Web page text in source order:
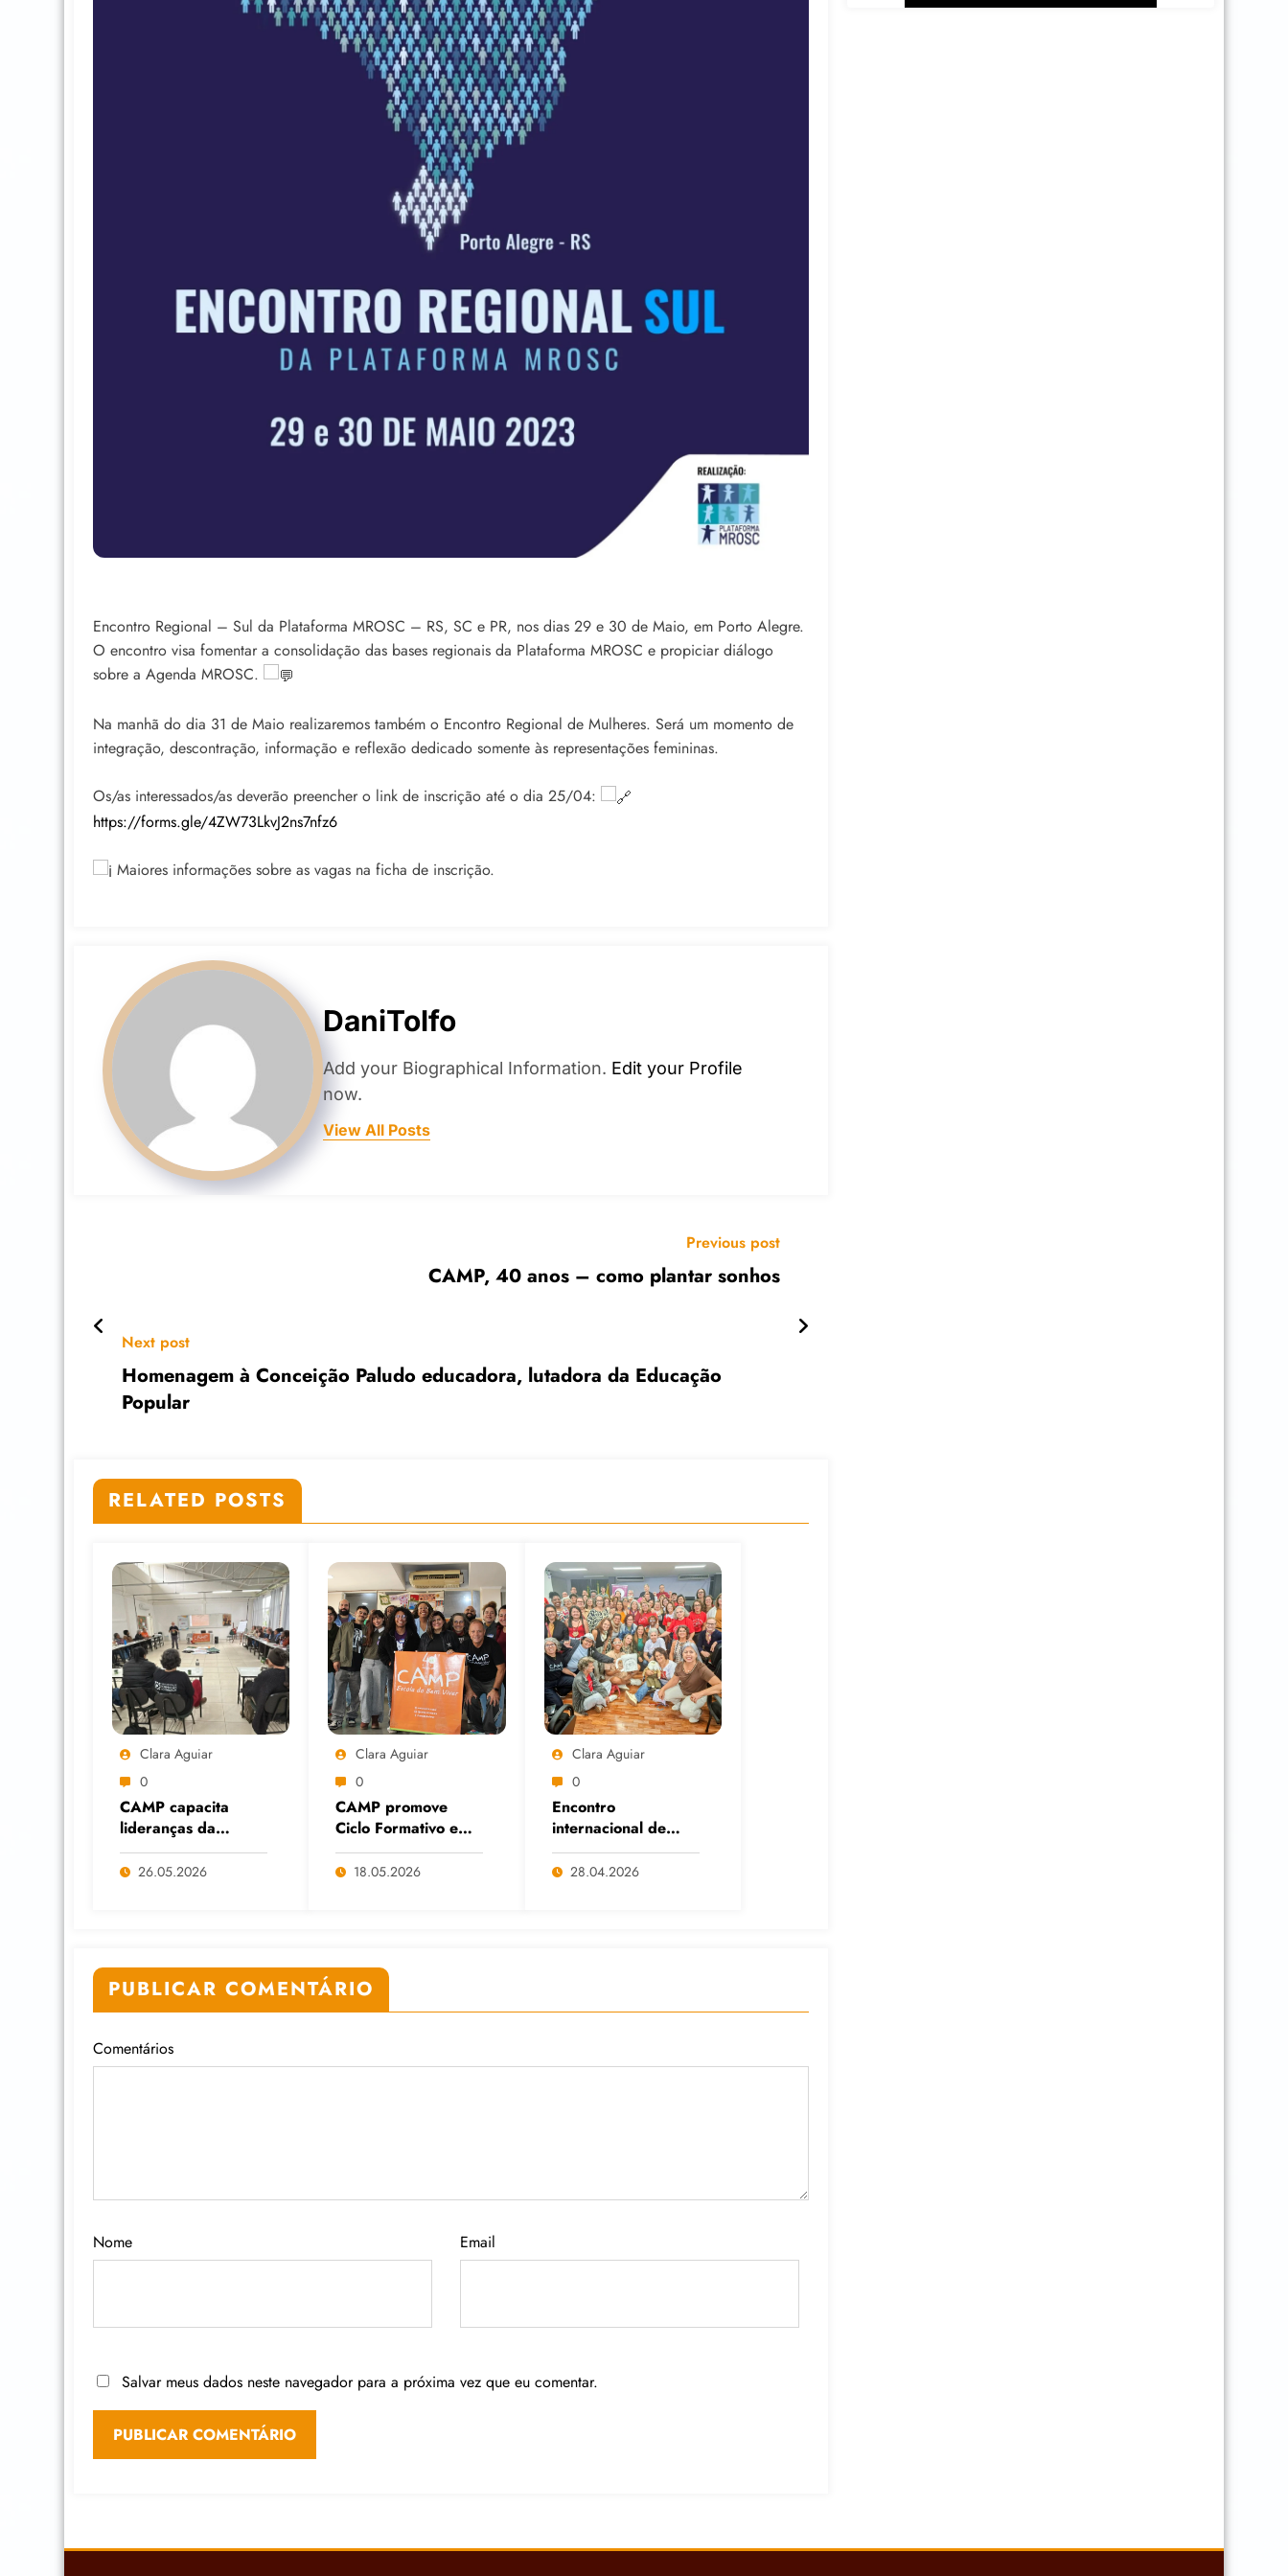
Encontro Regional – Sul da Plataforma MROSC – RS, SC e PR, nos dias 29 e 30 de Maio, em Porto Alegre.
O encontro visa fomentar a consolidação das bases regionais da Plataforma MROSC e propiciar diálogo
sobre a Agenda MROSC.
Na manhã do dia 31 de Maio realizaremos também o Encontro Regional de Mulheres. Será um momento de
integração, descontração, informação e reflexão dedicado somente às representações femininas.
Os/as interessados/as deverão preencher o link de inscrição até o dia 25/04:
https://forms.gle/4ZW73LkvJ2ns7nfz6
Maiores informações sobre as vagas na ficha de inscrição.
DaniTolfo
Add your Biographical Information. Edit your Profile
now.
View All Posts
Previous post
CAMP, 40 anos – como plantar sonhos
Next post
Homenagem à Conceição Paludo educadora, lutadora da Educação
Popular
RELATED POSTS
Clara Aguiar
0
CAMP capacita
lideranças da
Economia Solidária
em Formação
26.05.2026
Clara Aguiar
0
CAMP promove
Ciclo Formativo em
Cuidados Digitais
diante do avanço
18.05.2026
Clara Aguiar
0
Encontro
internacional de
Cafés com Paulo
Freire reafirma
28.04.2026
PUBLICAR COMENTÁRIO
Comentários
Nome Email
Salvar meus dados neste navegador para a próxima vez que eu comentar.